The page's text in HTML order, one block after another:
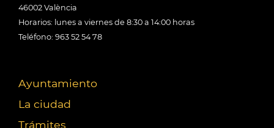
46002 València
Horarios: lunes a viernes de 8:30 a 14:00 horas
Teléfono: 963 52 54 78
Ayuntamiento
La ciudad
Trámites